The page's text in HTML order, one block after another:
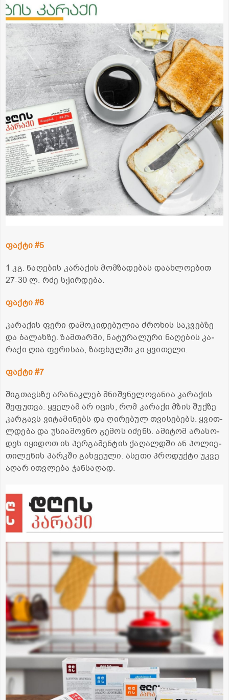
ფაქ­ტი #5
1 კგ. ნა­ღე­ბის კა­რა­ქის მომ­ზა­დე­ბას და­ახ­ლო­ე­ბით
27-30 ლ. რძე სჭირ­დე­ბა.
ფაქ­ტი #6
კა­რა­ქის ფერი და­მო­კი­დე­ბუ­ლია ძრო­ხის საკ­ვებ­ზე
და ბა­ლახ­ზე. ზამ­თარ­ში, ნა­ტუ­რა­ლუ­რი ნა­ღე­ბის კა­
რა­ქი ღია ფე­რი­საა, ზა­ფხულ­ში კი ყვი­თე­ლი.
ფაქ­ტი #7
შიგ­თავსზე არა­ნაკ­ლებ მნიშ­ვნე­ლო­ვა­ნია კა­რა­ქის
შე­ფუთ­ვა. ყვე­ლამ არ იცის, რომ კა­რა­ქი მზის შუქ­ზე
კარ­გავს ვი­ტა­მი­ნებს და ღი­რე­ბულ თვი­სე­ბებს. ყვით­
ლდე­ბა და უსი­ა­მოვ­ნო გე­მოს იძენს. ამი­ტომ არა­სო­
დეს იყი­დოთ ის პერ­გა­მენ­ტის ქა­ღალ­დში ან პო­ლი­ე­
თი­ლე­ნის პარკში გახ­ვე­უ­ლი. ასე­თი პრო­დუქ­ტი უკვე
აღარ ით­ვლე­ბა ჯან­სა­ღად.